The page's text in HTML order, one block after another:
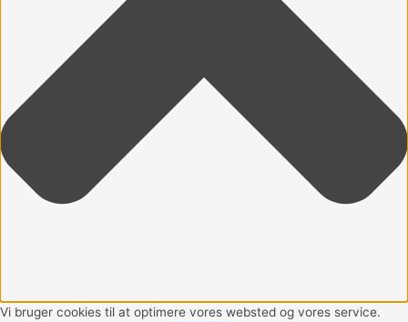
Vi bruger cookies til at optimere vores websted og vores service.